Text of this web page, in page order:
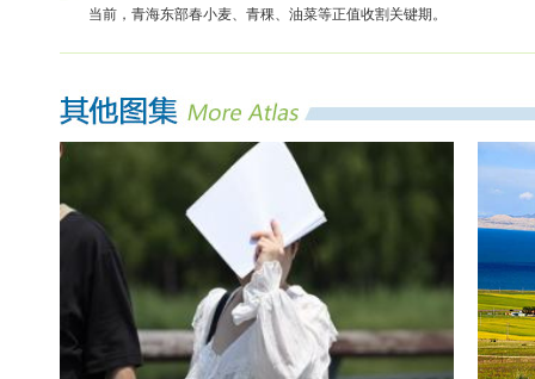
当前，青海东部春小麦、青稞、油菜等正值收割关键期。